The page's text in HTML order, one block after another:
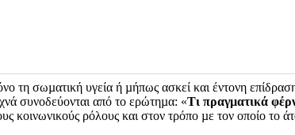
καλούνται να επικοινωνήσουν, να
τη σωµατική υγεία ή µήπως ασκεί και έντονη
συνοδεύονται από το ερώτηµα: «Τι πραγµατικά
κοινωνικούς ρόλους και στον τρόπο µε τον οποίο το